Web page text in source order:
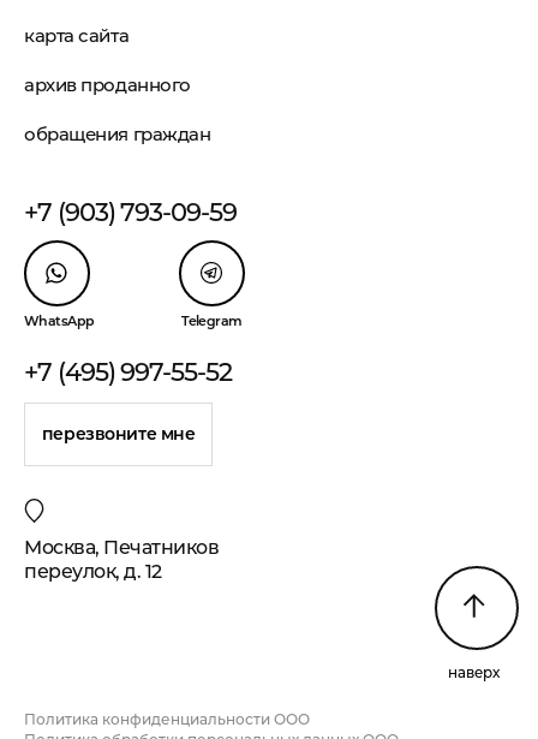
карта сайта
архив проданного
обращения граждан
+7 (903) 793-09-59
WhatsApp Telegram
+7 (495) 997-55-52
перезвоните мне
Москва, Печатников
переулок, д. 12
наверх
Политика конфиденциальности ООО